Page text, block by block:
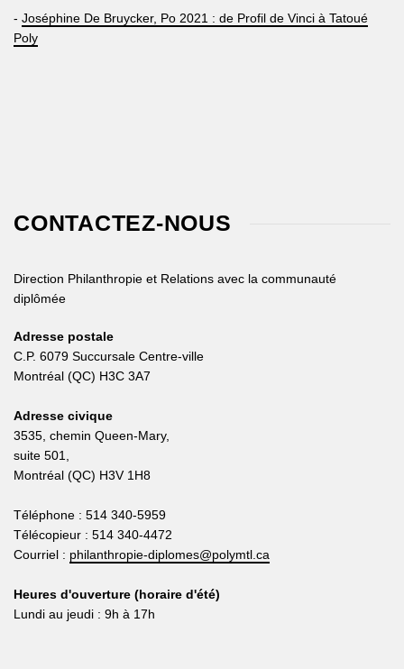
- Joséphine De Bruycker, Po 2021 : de Profil de Vinci à Tatoué
Poly
CONTACTEZ-NOUS
Direction Philanthropie et Relations avec la communauté
diplômée
Adresse postale
C.P. 6079 Succursale Centre-ville
Montréal (QC) H3C 3A7
Adresse civique
3535, chemin Queen-Mary,
suite 501,
Montréal (QC) H3V 1H8
Téléphone : 514 340-5959
Télécopieur : 514 340-4472
Courriel : philanthropie-diplomes@polymtl.ca
Heures d'ouverture (horaire d'été)
Lundi au jeudi : 9h à 17h